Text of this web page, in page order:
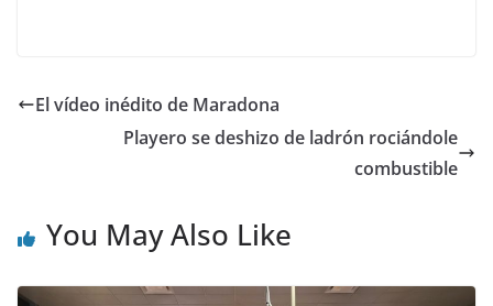
El vídeo inédito de Maradona
Playero se deshizo de ladrón rociándole
combustible
You May Also Like